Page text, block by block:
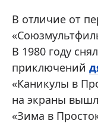
В отличие от
В 1980 году
приключений
«Каникулы в
на экраны
«Зима в